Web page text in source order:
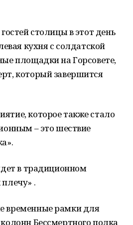
столицы в этот день
кухня с солдатской
площадки на Горсовете,
который завершится
которое также стало
– это шествие
в традиционном
.
временные рамки для
Бессмертного полка